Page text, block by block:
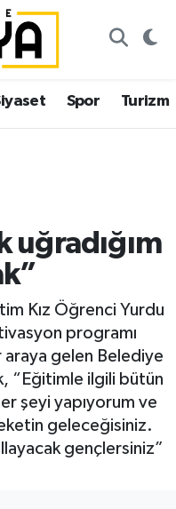
Spor Turizm
uğradığım
Kız Öğrenci Yurdu
programı
gelen Belediye
“Eğitimle ilgili bütün
şeyi yapıyorum ve
geleceğisiniz.
gençlersiniz”
Fikstür